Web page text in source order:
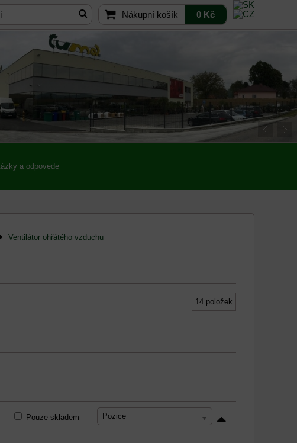
Nákupní košík 0 Kč
a odpovede
Ventilátor ohřátého vzduchu
14 položek
Pozice
Pouze skladem